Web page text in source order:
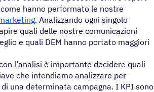
hanno performato le nostre
. Analizzando ogni singolo
quali delle nostre comunicazioni
e quali DEM hanno portato maggiori
l’analisi è importante decidere quali
che intendiamo analizzare per
una determinata campagna. I KPI sono